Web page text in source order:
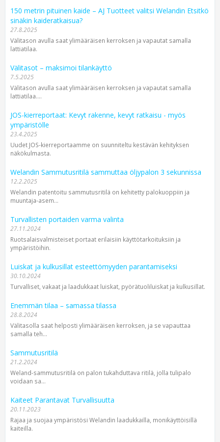
150 metrin pituinen kaide – AJ Tuotteet valitsi Welandin Etsitkö
sinäkin kaideratkaisua?
27.8.2025
Välitason avulla saat ylimääräisen kerroksen ja vapautat samalla
lattiatilaa.
Välitasot – maksimoi tilankäyttö
7.5.2025
Välitason avulla saat ylimääräisen kerroksen ja vapautat samalla
lattiatilaa....
JOS-kierreportaat: Kevyt rakenne, kevyt ratkaisu - myös
ympäristölle
23.4.2025
Uudet JOS-kierreportaamme on suunniteltu kestävän kehityksen
näkökulmasta.
Welandin Sammutusritilä sammuttaa öljypalon 3 sekunnissa
12.2.2025
Welandin patentoitu sammutusritilä on kehitetty palokuoppiin ja
muuntaja-asem...
Turvallisten portaiden varma valinta
27.11.2024
Ruotsalaisvalmisteiset portaat erilaisiin käyttötarkoituksiin ja
ympäristöihin.
Luiskat ja kulkusillat esteettömyyden parantamiseksi
30.10.2024
Turvalliset, vakaat ja laadukkaat luiskat, pyörätuoliluiskat ja kulkusillat.
Enemmän tilaa – samassa tilassa
28.8.2024
Välitasolla saat helposti ylimääräisen kerroksen, ja se vapauttaa
samalla teh...
Sammutusritilä
21.2.2024
Weland-sammutusritilä on palon tukahduttava ritilä, jolla tulipalo
voidaan sa...
Kaiteet Parantavat Turvallisuutta
20.11.2023
Rajaa ja suojaa ympäristösi Welandin laadukkailla, monikäyttöisillä
kaiteilla.